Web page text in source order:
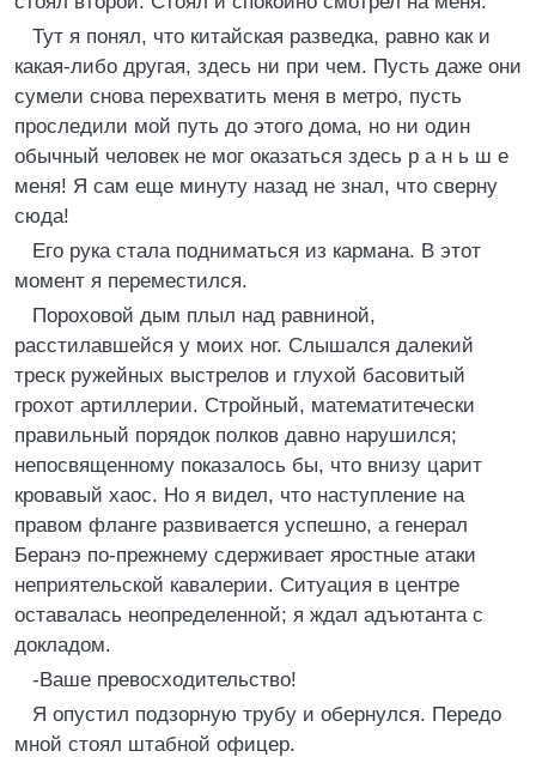
Тут я понял, что китайская разведка, равно как и
какая-либо другая, здесь ни при чем. Пусть даже они
сумели снова перехватить меня в метро, пусть
проследили мой путь до этого дома, но ни один
обычный человек не мог оказаться здесь р а н ь ш е
меня! Я сам еще минуту назад не знал, что сверну
сюда!
Его рука стала подниматься из кармана. В этот
момент я переместился.
Пороховой дым плыл над равниной,
расстилавшейся у моих ног. Слышался далекий
треск ружейных выстрелов и глухой басовитый
грохот артиллерии. Стройный, математитечески
правильный порядок полков давно нарушился;
непосвященному показалось бы, что внизу царит
кровавый хаос. Но я видел, что наступление на
правом фланге развивается успешно, а генерал
Беранэ по-прежнему сдерживает яростные атаки
неприятельской кавалерии. Ситуация в центре
оставалась неопределенной; я ждал адъютанта с
докладом.
-Ваше превосходительство!
Я опустил подзорную трубу и обернулся. Передо
мной стоял штабной офицер.